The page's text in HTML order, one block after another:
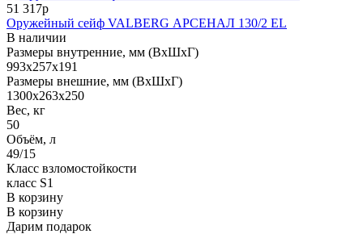
51 317р
Оружейный сейф VALBERG АРСЕНАЛ 130/2 EL
В наличии
Размеры внутренние, мм (ВхШхГ)
993x257x191
Размеры внешние, мм (ВхШхГ)
1300x263x250
Вес, кг
50
Объём, л
49/15
Класс взломостойкости
класс S1
В корзину
В корзину
Дарим подарок